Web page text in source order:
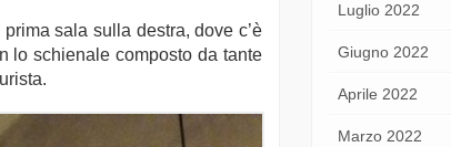
sala sulla destra, dove c’è
lo schienale composto da tante
Luglio 2022
Giugno 2022
Aprile 2022
Marzo 2022